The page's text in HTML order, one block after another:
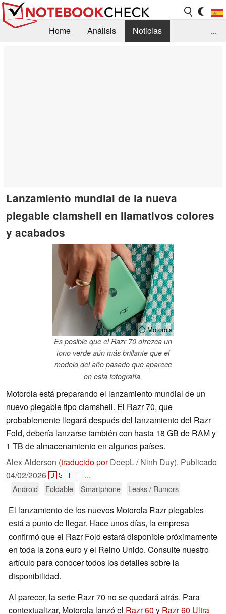
Home Análisis
Noticias
...
Lanzamiento mundial de la nueva
plegable clamshell en llamativos colores
y acabados
ⓘ Motorola
Es posible que el Razr 70 ofrezca un
tono verde aún más brillante que el
modelo del año pasado que aparece
en esta fotografía.
Motorola está preparando el lanzamiento mundial de un
nuevo plegable tipo clamshell. El Razr 70, que
probablemente llegará después del lanzamiento del Razr
Fold, debería lanzarse también con hasta 18 GB de RAM y
1 TB de almacenamiento en algunos países.
Alex Alderson (traducido porDeepL / Ninh Duy), Publicado
04/02/2026🇺🇸🇵🇹 ...
Android Foldable Smartphone Leaks / Rumors
El lanzamiento de los nuevos Motorola Razr plegables
está a punto de llegar. Hace unos días, la empresa
confirmó que el Razr Fold estará disponible próximamente
en toda la zona euro y el Reino Unido. Consulte nuestro
artículo para conocer todos los detalles sobre la
disponibilidad.
Al parecer, la serie Razr 70 no se quedará atrás. Para
contextualizar, Motorola lanzó el Razr 60 y Razr 60 Ultra